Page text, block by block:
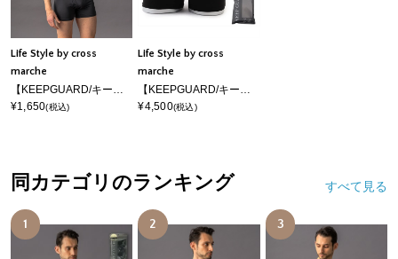
Life Style by cross
marche
¥1,650(税込)
Life Style by cross
marche
¥4,500(税込)
同カテゴリのランキング すべて見る
1 2 3